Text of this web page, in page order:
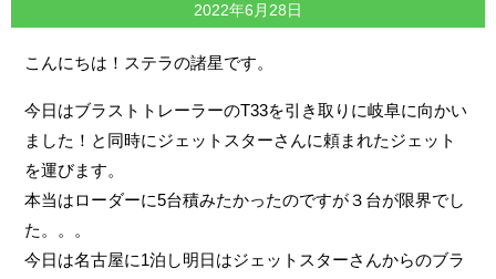
2022年6月28日
こんにちは！ステラの諸星です。
今日はブラストトレーラーのT33を引き取りに岐阜に向かい
ました！と同時にジェットスターさんに頼まれたジェット
を運びます。
本当はローダーに5台積みたかったのですが３台が限界でし
た。。。
今日は名古屋に1泊し明日はジェットスターさんからのブラ